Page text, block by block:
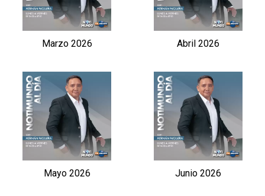
Marzo 2026 Abril 2026
Mayo 2026 Junio 2026